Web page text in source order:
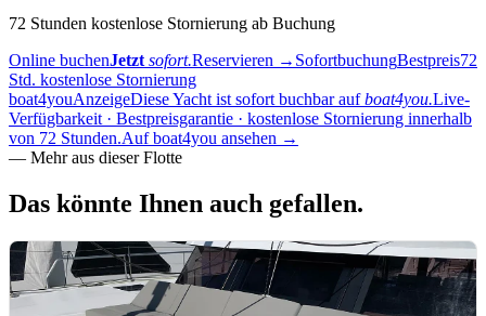
72 Stunden kostenlose Stornierung ab Buchung
Online buchenJetzt sofort.Reservieren → SofortbuchungBestpreis72
Std. kostenlose Stornierung
boat4youAnzeigeDiese Yacht ist sofort buchbar auf boat4you.Live-
Verfügbarkeit · Bestpreisgarantie · kostenlose Stornierung innerhalb
von 72 Stunden.Auf boat4you ansehen →
— Mehr aus dieser Flotte
Das könnte Ihnen auch gefallen.